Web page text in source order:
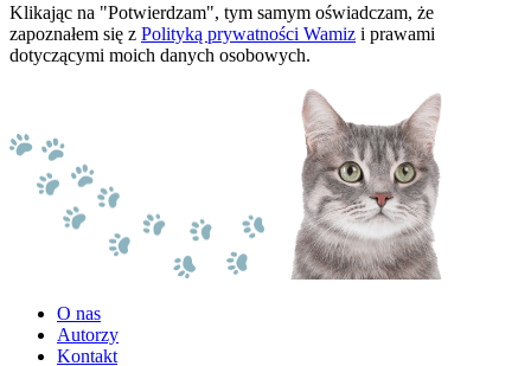
Klikając na "Potwierdzam", tym samym oświadczam, że
zapoznałem się z Polityką prywatności Wamiz i prawami
dotyczącymi moich danych osobowych.
O nas
Autorzy
Kontakt